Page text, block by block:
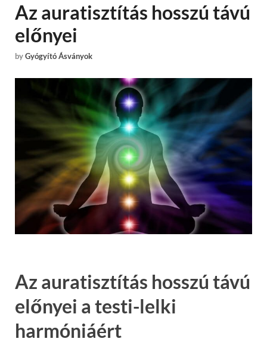
Az auratisztítás hosszú távú
előnyei
byGyógyító Ásványok
Az auratisztítás hosszú távú
előnyei a testi-lelki
harmóniáért